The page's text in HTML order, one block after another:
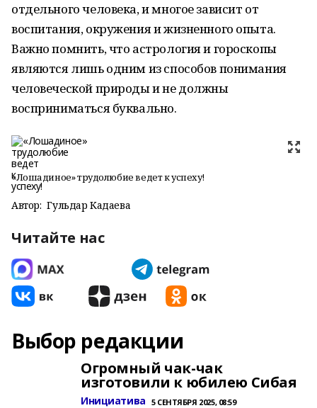
отдельного человека, и многое зависит от
воспитания, окружения и жизненного опыта.
Важно помнить, что астрология и гороскопы
являются лишь одним из способов понимания
человеческой природы и не должны
восприниматься буквально.
«Лошадиное» трудолюбие ведет к успеху!
Автор: Гульдар Кадаева
Читайте нас
Выбор редакции
Огромный чак-чак
изготовили к юбилею Сибая
Инициатива 5 СЕНТЯБРЯ 2025, 08:59